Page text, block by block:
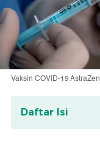
Vaksin COVID-19
Daftar Isi
Lantas,